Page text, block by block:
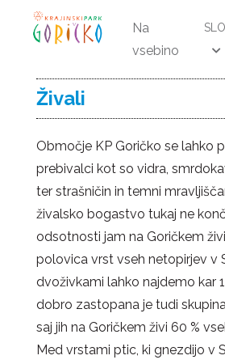
Na
vsebino
SLO
Živali
Območje KP Goričko se lahko
prebivalci kot so vidra,
ter strašničin in temni
živalsko bogastvo tukaj ne
odsotnosti jam na Goričkem
polovica vrst vseh netopirjev v
dvoživkami lahko najdemo kar
dobro zastopana je tudi
saj jih na Goričkem živi 60 %
Med vrstami ptic, ki gnezdijo v